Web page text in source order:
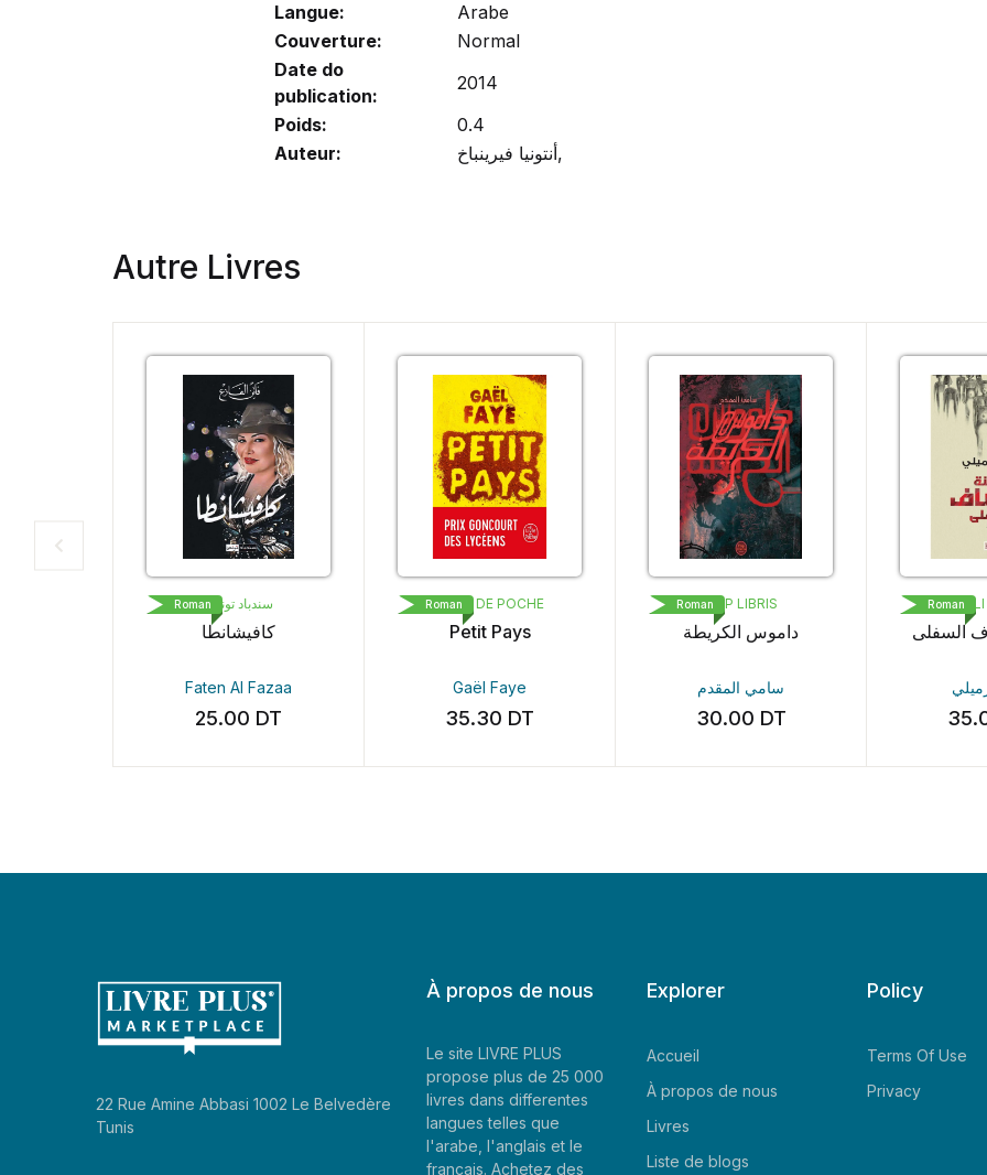
Langue:
Arabe
Couverture:
Normal
Date do
publication:
2014
Poids:
0.4
Auteur:
أنتونيا فيرينباخ,
Autre Livres
سندباد تونس
كافيشانطا
Faten Al Fazaa
25.00DT
Roman LIVRE DE POCHE
Petit Pays
Gaël Faye
35.30DT
Roman POP LIBRIS
داموس الكريطة
سامي المقدم
30.00DT
Roman MED ALI
السفلى
Roman
22 Rue Amine Abbasi 1002 Le Belvedère
Tunis
À propos de nous
Le site LIVRE PLUS
propose plus de 25 000
livres dans differentes
langues telles que
l'arabe, l'anglais et le
francais. Achetez des
Explorer
Accueil
À propos de nous
Livres
Liste de blogs
Policy
Terms Of Use
Privacy